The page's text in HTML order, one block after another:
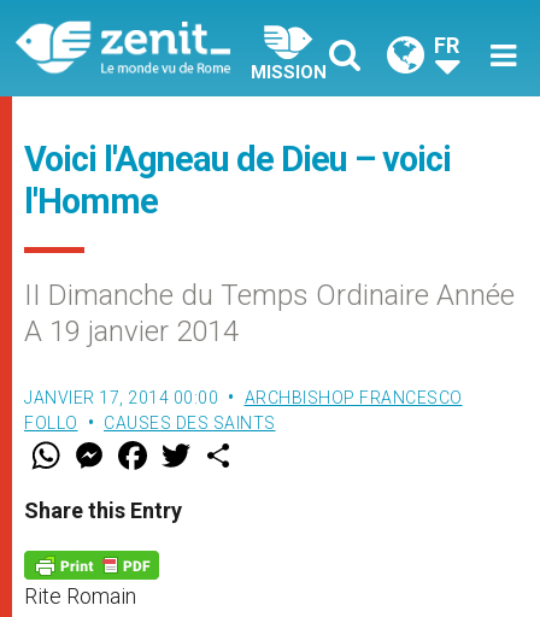
MISSION
FR
Voici l'Agneau de Dieu – voici
l'Homme
II Dimanche du Temps Ordinaire Année
A 19 janvier 2014
JANVIER 17, 2014 00:00
ARCHBISHOP FRANCESCO
FOLLO
CAUSES DES SAINTS
W
t
s
p
p
M
e
s
e
g
e
r
F
a
e
b
o
k
w
Share this Entry
Rite Romain